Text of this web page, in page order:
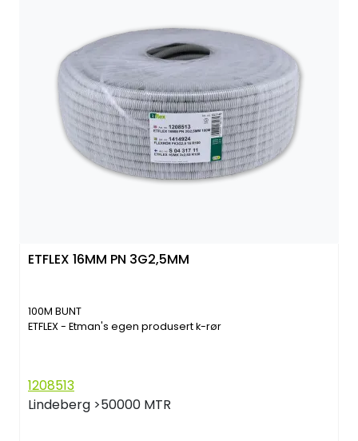
ETFLEX 16MM PN 3G2,5MM
100M BUNT
ETFLEX - Etman's egen produsert k-rør
1208513
Lindeberg >50000 MTR